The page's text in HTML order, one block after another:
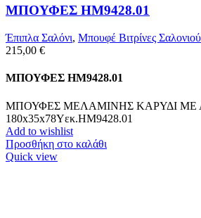
ΜΠΟΥΦΕΣ HM9428.01
Έπιπλα Σαλόνι, Μπουφέ Βιτρίνες Σαλονιού
215,00 €
ΜΠΟΥΦΕΣ HM9428.01
ΜΠΟΥΦΕΣ ΜΕΛΑΜΙΝΗΣ ΚΑΡΥΔΙ ΜΕ
180x35x78Υεκ.HM9428.01
Add to wishlist
Προσθήκη στο καλάθι
Quick view